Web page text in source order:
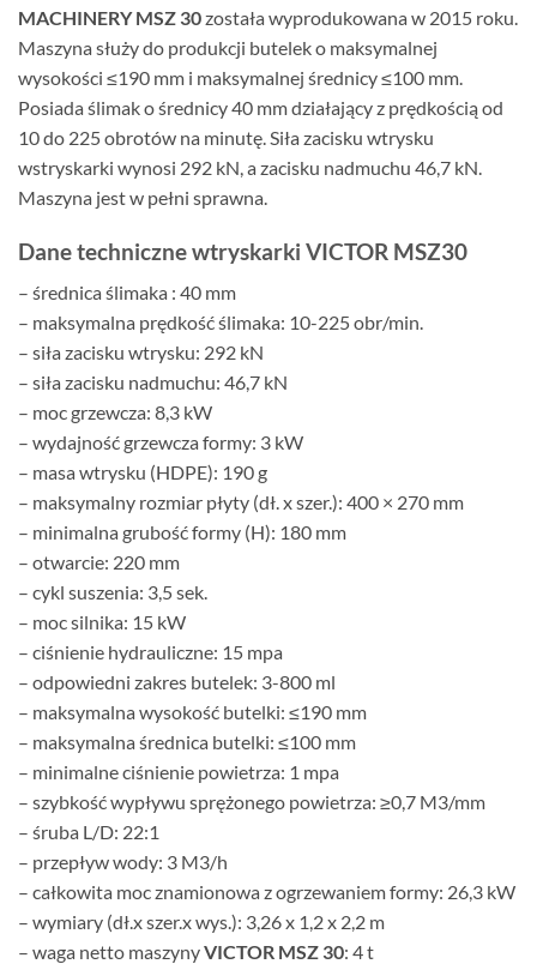
MACHINERY MSZ 30została wyprodukowana w 2015 roku.
Maszyna służy do produkcji butelek o maksymalnej
wysokości ≤190 mm i maksymalnej średnicy ≤100 mm.
Posiada ślimak o średnicy 40 mm działający z prędkością od
10 do 225 obrotów na minutę. Siła zacisku wtrysku
wstryskarki wynosi 292 kN, a zacisku nadmuchu 46,7 kN.
Maszyna jest w pełni sprawna.
Dane techniczne wtryskarki VICTOR MSZ30
– średnica ślimaka : 40 mm
– maksymalna prędkość ślimaka: 10-225 obr/min.
– siła zacisku wtrysku: 292 kN
– siła zacisku nadmuchu: 46,7 kN
– moc grzewcza: 8,3 kW
– wydajność grzewcza formy: 3 kW
– masa wtrysku (HDPE): 190 g
– maksymalny rozmiar płyty (dł. x szer.): 400 × 270 mm
– minimalna grubość formy (H): 180 mm
– otwarcie: 220 mm
– cykl suszenia: 3,5 sek.
– moc silnika: 15 kW
– ciśnienie hydrauliczne: 15 mpa
– odpowiedni zakres butelek: 3-800 ml
– maksymalna wysokość butelki: ≤190 mm
– maksymalna średnica butelki: ≤100 mm
– minimalne ciśnienie powietrza: 1 mpa
– szybkość wypływu sprężonego powietrza: ≥0,7 M3/mm
– śruba L/D: 22:1
– przepływ wody: 3 M3/h
– całkowita moc znamionowa z ogrzewaniem formy: 26,3 kW
– wymiary (dł.x szer.x wys.): 3,26 x 1,2 x 2,2 m
– waga netto maszynyVICTOR MSZ 30: 4 t